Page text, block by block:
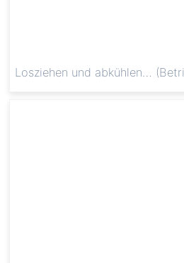
Losziehen und abkühlen…